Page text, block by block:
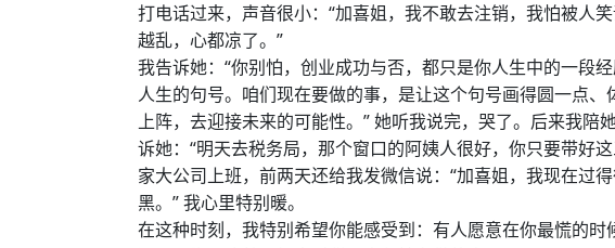
打电话过来，声音很小：“加喜姐，我不敢去注销，我怕被人
越乱，心都凉了。”
我告诉她：“你别怕，创业成功与否，都只是你人生中的一段
人生的句号。咱们现在要做的事，是让这个句号画得圆一点
上阵，去迎接未来的可能性。” 她听我说完，哭了。后来我陪
诉她：“明天去税务局，那个窗口的阿姨人很好，你只要带好
家大公司上班，前两天还给我发微信说：“加喜姐，我现在过
黑。” 我心里特别暖。
在这种时刻，我特别希望你能感受到：有人愿意在你最慌的